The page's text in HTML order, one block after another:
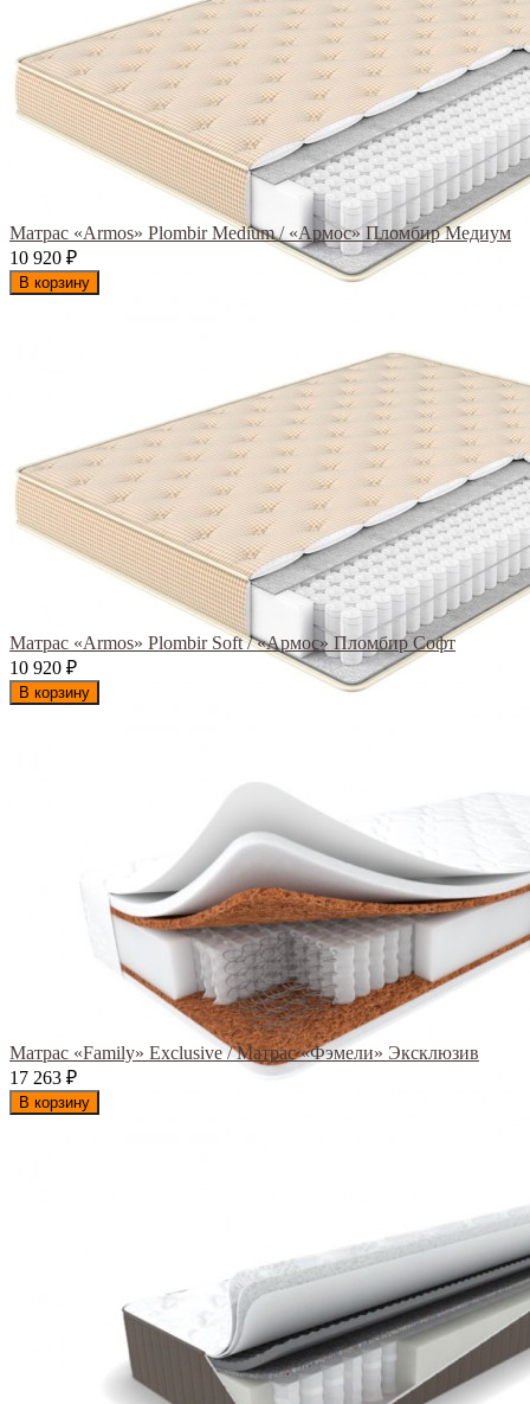
Матрас «Armos» Plombir Medium / «Армос» Пломбир Медиум
10 920 ₽
В корзину
Матрас «Armos» Plombir Soft / «Армос» Пломбир Софт
10 920 ₽
В корзину
Матрас «Family» Exclusive / Матрас «Фэмели» Эксклюзив
17 263 ₽
В корзину